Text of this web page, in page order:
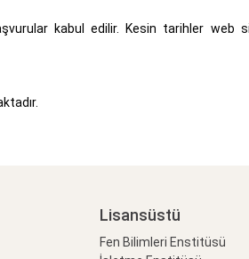
kabul edilir. Kesin tarihler web
Lisansüstü
Fen Bilimleri Enstitüsü